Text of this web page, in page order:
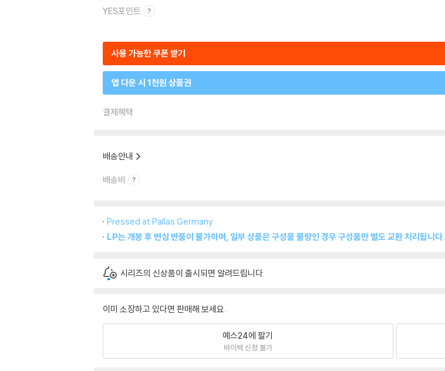
YES포인트
사용 가능한 쿠폰 받기
앱 다운 시 1천원 상품권
결제혜택
배송안내
배송비
Pressed at Pallas Germany
LP는 개봉 후 변심 반품이 불가하며, 일부 상품은 구성품 불량인 경우 구성품만 별도 교환 처리됩니다.
시리즈의 신상품이 출시되면 알려드립니다.
이미 소장하고 있다면 판매해 보세요.
예스24에 팔기
바이백 신청 불가